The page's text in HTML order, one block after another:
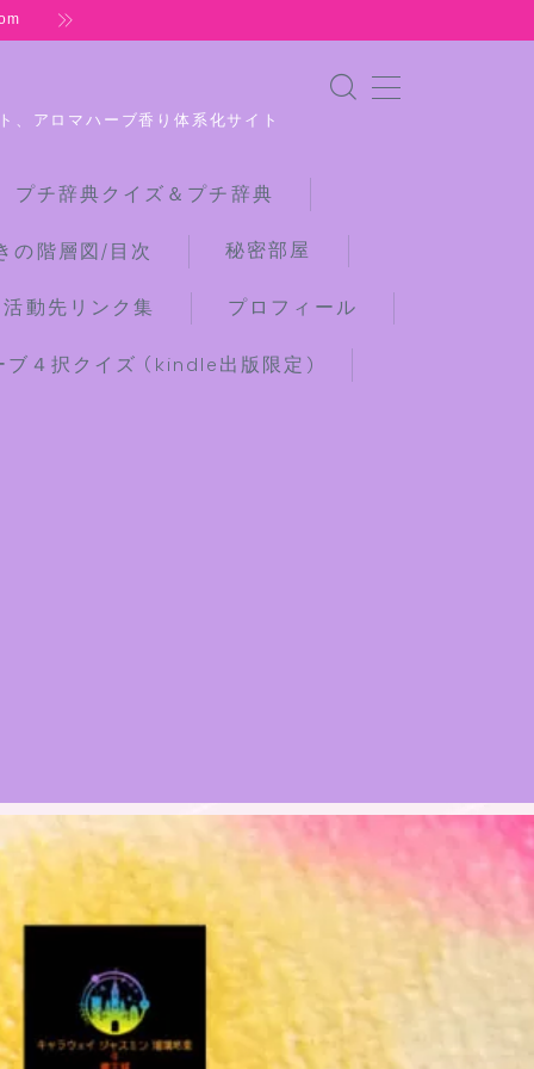
、アロマハーブ香り体系化サイト
チ辞典クイズ＆プチ辞典
の階層図/目次 秘密部屋
動先リンク集 プロフィール
４択クイズ (kindle出版限定)